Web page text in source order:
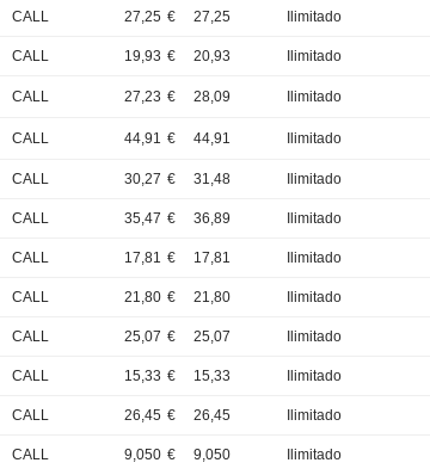
CALL 27,25 € 27,25 Ilimitado
CALL 19,93 € 20,93 Ilimitado
CALL 27,23 € 28,09 Ilimitado
CALL 44,91 € 44,91 Ilimitado
CALL 30,27 € 31,48 Ilimitado
CALL 35,47 € 36,89 Ilimitado
CALL 17,81 € 17,81 Ilimitado
CALL 21,80 € 21,80 Ilimitado
CALL 25,07 € 25,07 Ilimitado
CALL 15,33 € 15,33 Ilimitado
CALL 26,45 € 26,45 Ilimitado
CALL 9,050 € 9,050 Ilimitado